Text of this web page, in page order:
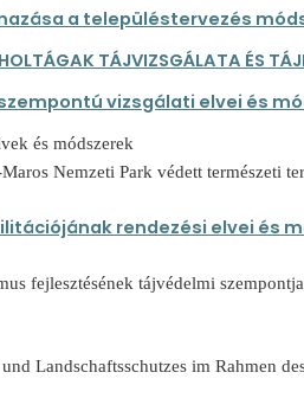
a településtervezés
TÁJVIZSGÁLATA ÉS
vizsgálati elvei és
és módszerek
Nemzeti Park védett természeti
rendezési elvei és
fejlesztésének tájvédelmi
Landschaftsschutzes im Rahmen